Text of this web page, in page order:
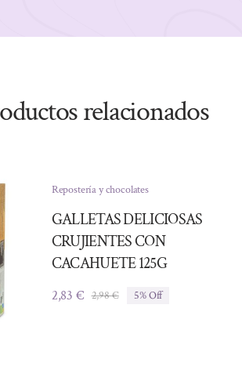
relacionados
Repostería y chocolates
GALLETAS DELICIOSAS
CRUJIENTES CON
CACAHUETE 125G
2,98€El
2,83 €
El
5% Off